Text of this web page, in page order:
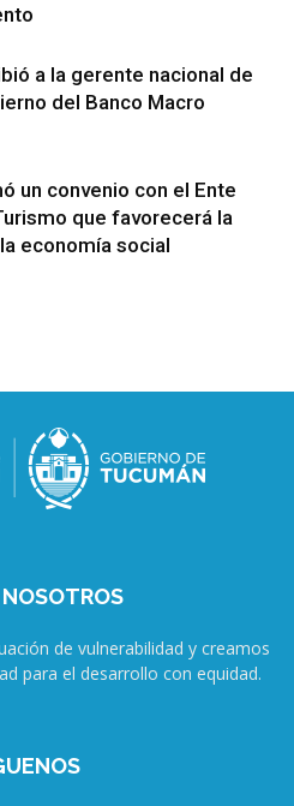
a la gerente nacional de
del Banco Macro
un convenio con el Ente
que favorecerá la
economía social
de vulnerabilidad y creamos
para el desarrollo con equidad.